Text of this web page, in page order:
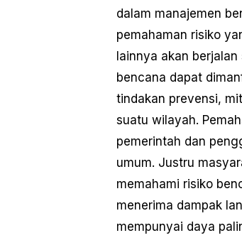
dalam manajemen
pemahaman risiko
lainnya akan
bencana dapat
tindakan prevensi,
suatu wilayah.
pemerintah dan
umum. Justru
memahami risiko
menerima dampak
mempunyai daya